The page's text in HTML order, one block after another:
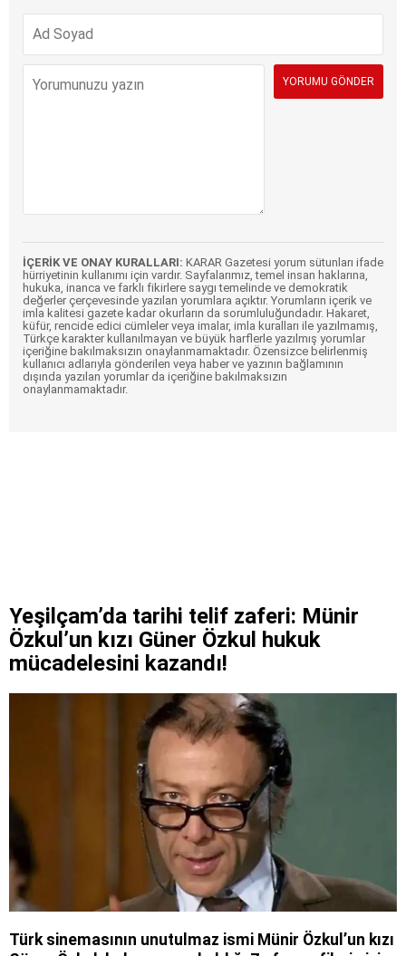
İÇERİK VE ONAY KURALLARI: KARAR Gazetesi yorum sütunları ifade
hürriyetinin kullanımı için vardır. Sayfalarımız, temel insan haklarına,
hukuka, inanca ve farklı fikirlere saygı temelinde ve demokratik
değerler çerçevesinde yazılan yorumlara açıktır. Yorumların içerik ve
imla kalitesi gazete kadar okurların da sorumluluğundadır. Hakaret,
küfür, rencide edici cümleler veya imalar, imla kuralları ile yazılmamış,
Türkçe karakter kullanılmayan ve büyük harflerle yazılmış yorumlar
içeriğine bakılmaksızın onaylanmamaktadır. Özensizce belirlenmiş
kullanıcı adlarıyla gönderilen veya haber ve yazının bağlamının
dışında yazılan yorumlar da içeriğine bakılmaksızın
onaylanmamaktadır.
Yeşilçam’da tarihi telif zaferi: Münir
Özkul’un kızı Güner Özkul hukuk
mücadelesini kazandı!
Türk sinemasının unutulmaz ismi Münir Özkul’un kızı